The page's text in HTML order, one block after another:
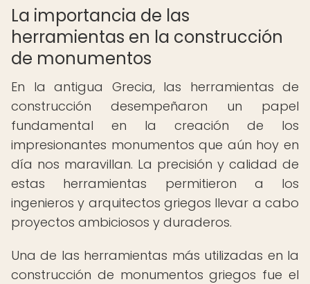
La importancia de las
herramientas en la construcción
de monumentos
En la antigua Grecia, las herramientas de
construcción desempeñaron un papel
fundamental en la creación de los
impresionantes monumentos que aún hoy en
día nos maravillan. La precisión y calidad de
estas herramientas permitieron a los
ingenieros y arquitectos griegos llevar a cabo
proyectos ambiciosos y duraderos.
Una de las herramientas más utilizadas en la
construcción de monumentos griegos fue el